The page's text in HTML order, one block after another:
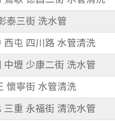
泰三街 洗水管
西屯 四川路 水管清洗
中壢 少康二街 洗水管
懷寧街 水管清洗
三重 永福街 清洗水管